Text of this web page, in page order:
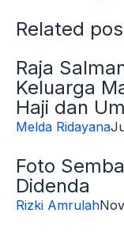
Related
Raja
Keluarga
Haji dan
Melda Ridayana
Foto
Didenda
Rizki Amrulah